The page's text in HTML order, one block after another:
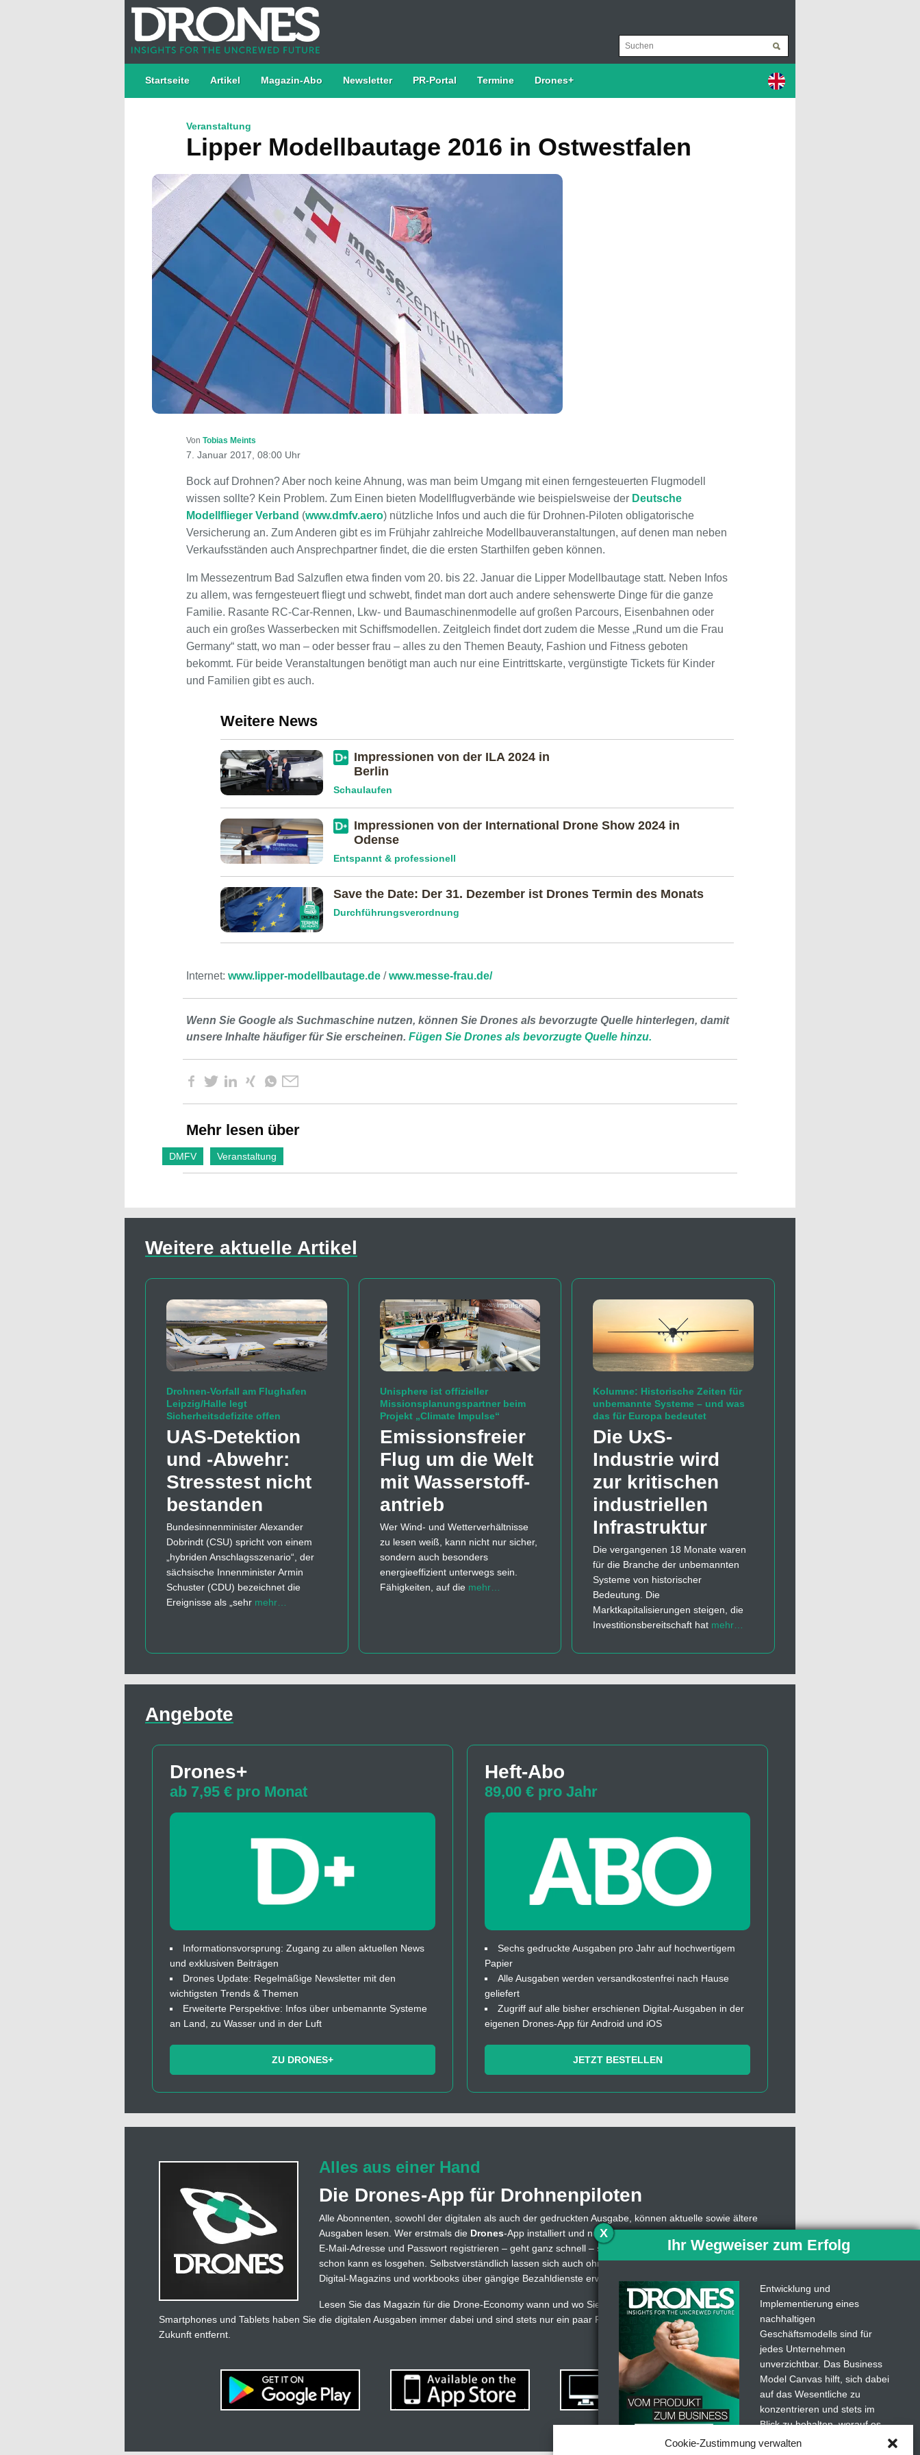
Cookie-Zustimmung verwalten
Startseite Artikel Magazin-Abo Newsletter PR-Portal Termine Drones+
Veranstaltung
Lipper Modellbautage 2016 in Ostwestfalen
Von Tobias Meints
7. Januar 2017, 08:00 Uhr
Bock auf Drohnen? Aber noch keine Ahnung, was man beim Umgang mit einen ferngesteuerten Flugmodell
wissen sollte? Kein Problem. Zum Einen bieten Modellflugverbände wie beispielsweise der Deutsche
Modellflieger Verband (www.dmfv.aero) nützliche Infos und auch die für Drohnen-Piloten obligatorische
Versicherung an. Zum Anderen gibt es im Frühjahr zahlreiche Modellbauveranstaltungen, auf denen man neben
Verkaufsständen auch Ansprechpartner findet, die die ersten Starthilfen geben können.
Im Messezentrum Bad Salzuflen etwa finden vom 20. bis 22. Januar die Lipper Modellbautage statt. Neben Infos
zu allem, was ferngesteuert fliegt und schwebt, findet man dort auch andere sehenswerte Dinge für die ganze
Familie. Rasante RC-Car-Rennen, Lkw- und Baumaschinenmodelle auf großen Parcours, Eisenbahnen oder
auch ein großes Wasserbecken mit Schiffsmodellen. Zeitgleich findet dort zudem die Messe „Rund um die Frau
Germany“ statt, wo man – oder besser frau – alles zu den Themen Beauty, Fashion und Fitness geboten
bekommt. Für beide Veranstaltungen benötigt man auch nur eine Eintrittskarte, vergünstigte Tickets für Kinder
und Familien gibt es auch.
Weitere News
Impressionen von der ILA 2024 in
Berlin
Schaulaufen
Impressionen von der International Drone Show 2024 in
Odense
Entspannt & professionell
Save the Date: Der 31. Dezember ist Drones Termin des Monats
Durchführungsverordnung
Internet: www.lipper-modellbautage.de /www.messe-frau.de/
Wenn Sie Google als Suchmaschine nutzen, können Sie Drones als bevorzugte Quelle hinterlegen, damit
unsere Inhalte häufiger für Sie erscheinen. Fügen Sie Drones als bevorzugte Quelle hinzu.
Mehr lesen über
DMFV Veranstaltung
Weitere aktuelle Artikel
Drohnen-Vorfall am Flughafen
Leipzig/Halle legt
Sicherheitsdefizite offen
UAS-Detektion
und -Abwehr:
Stresstest nicht
bestanden
Bundesinnenminister Alexander
Dobrindt (CSU) spricht von einem
„hybriden Anschlagsszenario“, der
sächsische Innenminister Armin
Schuster (CDU) bezeichnet die
Ereignisse als „sehr mehr…
Unisphere ist offizieller
Missionsplanungspartner beim
Projekt „Climate Impulse“
Emissions­freier
Flug um die Welt
mit Wasserstoff­
antrieb
Wer Wind- und Wetterverhältnisse
zu lesen weiß, kann nicht nur sicher,
sondern auch besonders
energieeffizient unterwegs sein.
Fähigkeiten, auf die mehr…
Kolumne: Historische Zeiten für
unbemannte Systeme – und was
das für Europa bedeutet
Die UxS-
Industrie wird
zur kritischen
industriellen
Infrastruktur
Die vergangenen 18 Monate waren
für die Branche der unbemannten
Systeme von historischer
Bedeutung. Die
Marktkapitalisierungen steigen, die
Investitionsbereitschaft hat mehr…
Angebote
Drones+
ab 7,95 € pro Monat
Informationsvorsprung: Zugang zu allen aktuellen News
und exklusiven Beiträgen
Drones Update: Regelmäßige Newsletter mit den
wichtigsten Trends & Themen
Erweiterte Perspektive: Infos über unbemannte Systeme
an Land, zu Wasser und in der Luft
ZU DRONES+
Heft-Abo
89,00 € pro Jahr
Sechs gedruckte Ausgaben pro Jahr auf hochwertigem
Papier
Alle Ausgaben werden versandkostenfrei nach Hause
geliefert
Zugriff auf alle bisher erschienen Digital-Ausgaben in der
eigenen Drones-App für Android und iOS
JETZT BESTELLEN
Alles aus einer Hand
Die Drones-App für Drohnenpiloten
Alle Abonnenten, sowohl der digitalen als auch der gedruckten Ausgabe, können aktuelle sowie ältere
Ausgaben lesen. Wer erstmals die Drones-App installiert und nutzt, muss sich dazu lediglich mit einer
E-Mail-Adresse und Passwort registrieren – geht ganz schnell – sowie die Abonummer eingeben,
schon kann es losgehen. Selbstverständlich lassen sich auch ohne Abo weiterhin Einzelausgaben des
Digital-Magazins und workbooks über gängige Bezahldienste erwerben.
Lesen Sie das Magazin für die Drone-Economy wann und wo Sie wollen. Mit derDrones
-App für
Smartphones und Tablets haben Sie die digitalen Ausgaben immer dabei und sind stets nur ein paar Fingertipps von der unbemannten
Zukunft entfernt.
X
Ihr Wegweiser zum Erfolg
Entwicklung und
Implementierung eines
nachhaltigen
Geschäftsmodells sind für
jedes Unternehmen
unverzichtbar. Das Business
Model Canvas hilft, sich dabei
auf das Wesentliche zu
konzentrieren und stets im
Blick zu behalten, worauf es
wirklich ankommt.